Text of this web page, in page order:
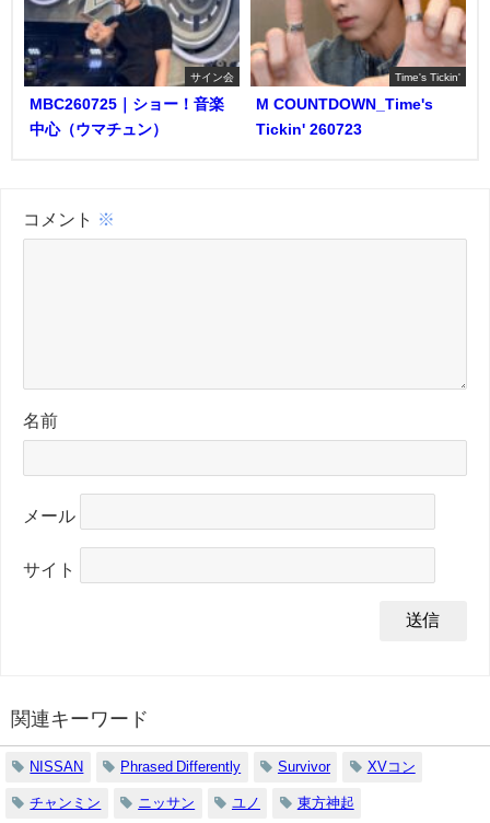
サイン会
MBC260725｜ショー！音楽
中心（ウマチュン）
Time's Tickin'
M COUNTDOWN_Time's
Tickin' 260723
コメント ※
名前
メール
サイト
関連キーワード
NISSAN Phrased Differently Survivor XVコン
チャンミン ニッサン ユノ 東方神起